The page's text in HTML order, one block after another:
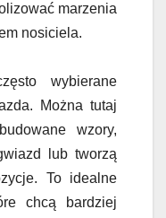
marzenia
nosiciela.
wybierane
Można tutaj
wzory,
lub tworzą
To idealne
chcą bardziej